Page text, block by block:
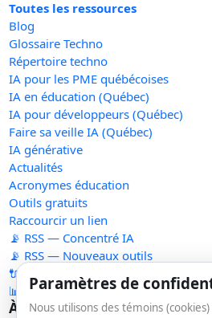
Toutes les ressources
Blog
Glossaire Techno
Répertoire techno
IA pour les PME québécoises
IA en éducation (Québec)
IA pour développeurs (Québec)
Faire sa veille IA (Québec)
IA générative
Actualités
Acronymes éducation
Outils gratuits
Raccourcir un lien
📡 RSS — Concentré IA
📡 RSS — Nouveaux outils
🔌 API publique
📊 Statistiques
À propos
Paramètres de
Nous utilisons des témoins